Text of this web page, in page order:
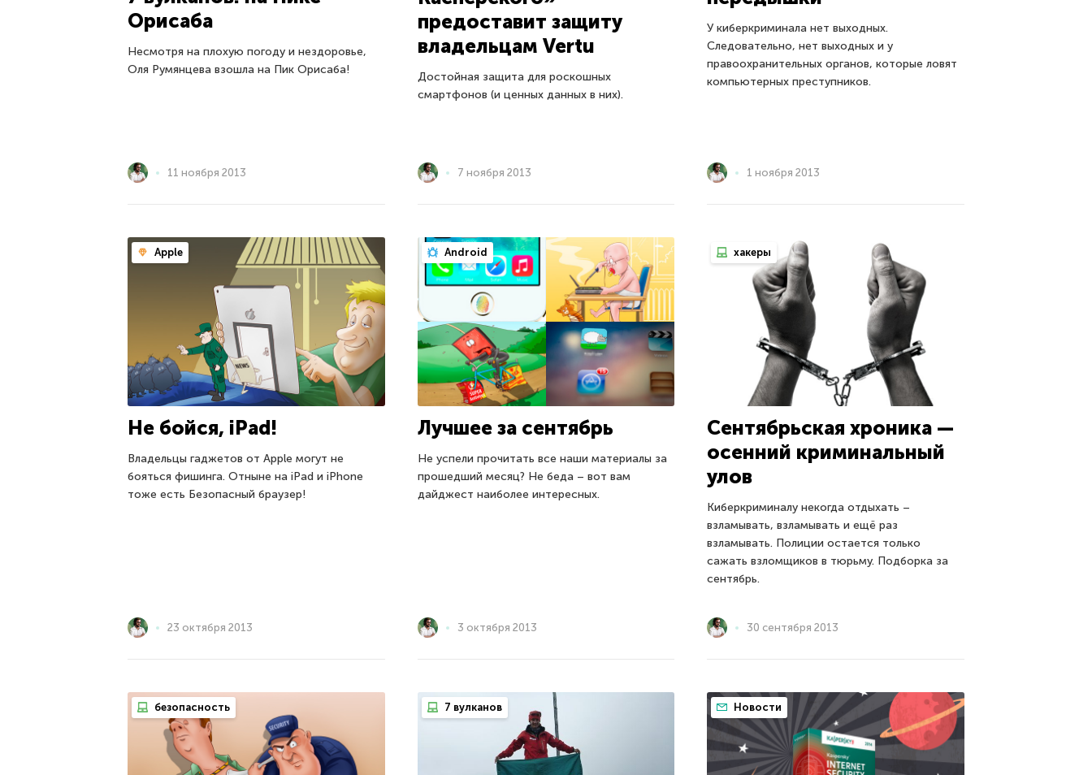
Орисаба
Несмотря на плохую погоду и нездоровье,
Оля Румянцева взошла на Пик Орисаба!
11 ноября 2013
предоставит защиту
владельцам Vertu
Достойная защита для роскошных
смартфонов (и ценных данных в них).
7 ноября 2013
У киберкриминала нет выходных.
Следовательно, нет выходных и у
правоохранительных органов, которые ловят
компьютерных преступников.
1 ноября 2013
Apple
Не бойся, iPad!
Владельцы гаджетов от Apple могут не
бояться фишинга. Отныне на iPad и iPhone
тоже есть Безопасный браузер!
23 октября 2013
Android
Лучшее за сентябрь
Не успели прочитать все наши материалы за
прошедший месяц? Не беда – вот вам
дайджест наиболее интересных.
3 октября 2013
хакеры
Сентябрьская хроника —
осенний криминальный
улов
Киберкриминалу некогда отдыхать –
взламывать, взламывать и ещё раз
взламывать. Полиции остается только
сажать взломщиков в тюрьму. Подборка за
сентябрь.
30 сентября 2013
безопасность 7 вулканов Новости